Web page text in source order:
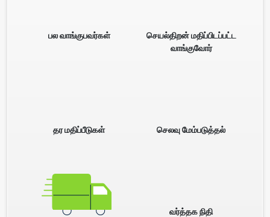
பல வாங்குபவர்கள்
செயல்திறன் மதிப்பிடப்பட்ட
வாங்குவோர்
தர மதிப்பீடுகள் செலவு மேம்படுத்தல்
வர்த்தக நிதி